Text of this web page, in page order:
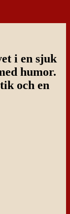
i en sjuk
humor.
och en